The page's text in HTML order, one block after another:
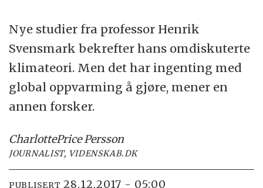
Nye studier fra professor Henrik
Svensmark bekrefter hans omdiskuterte
klimateori. Men det har ingenting med
global oppvarming å gjøre, mener en
annen forsker.
CharlottePrice Persson
JOURNALIST, VIDENSKAB.DK
PUBLISERT 28.12.2017 - 05:00